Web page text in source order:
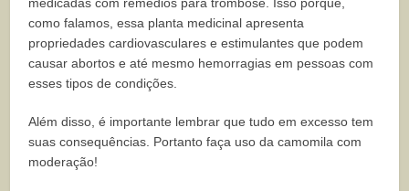
como falamos, essa planta medicinal apresenta
propriedades cardiovasculares e estimulantes que podem
causar abortos e até mesmo hemorragias em pessoas com
esses tipos de condições.
Além disso, é importante lembrar que tudo em excesso tem
suas consequências. Portanto faça uso da camomila com
moderação!